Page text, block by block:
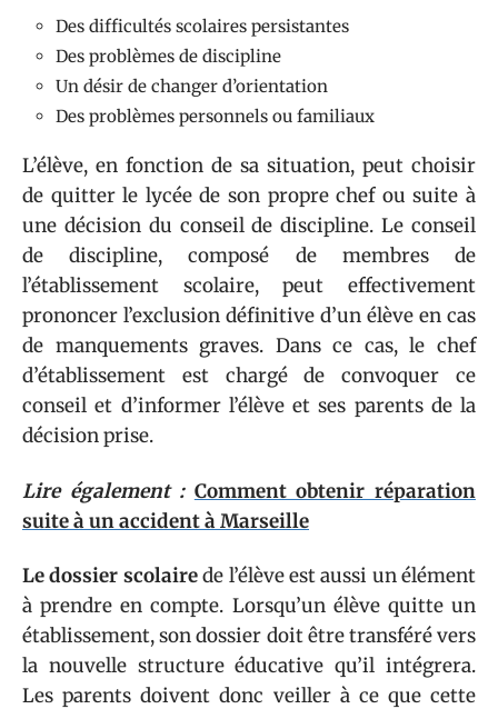
Des difficultés scolaires persistantes
Des problèmes de discipline
Un désir de changer d’orientation
Des problèmes personnels ou familiaux
L’élève, en fonction de sa situation, peut choisir
de quitter le lycée de son propre chef ou suite à
une décision du conseil de discipline. Le conseil
de discipline, composé de membres de
l’établissement scolaire, peut effectivement
prononcer l’exclusion définitive d’un élève en cas
de manquements graves. Dans ce cas, le chef
d’établissement est chargé de convoquer ce
conseil et d’informer l’élève et ses parents de la
décision prise.
Lire également : Comment obtenir réparation
suite à un accident à Marseille
Le dossier scolairede l’élève est aussi un élément
à prendre en compte. Lorsqu’un élève quitte un
établissement, son dossier doit être transféré vers
la nouvelle structure éducative qu’il intégrera.
Les parents doivent donc veiller à ce que cette